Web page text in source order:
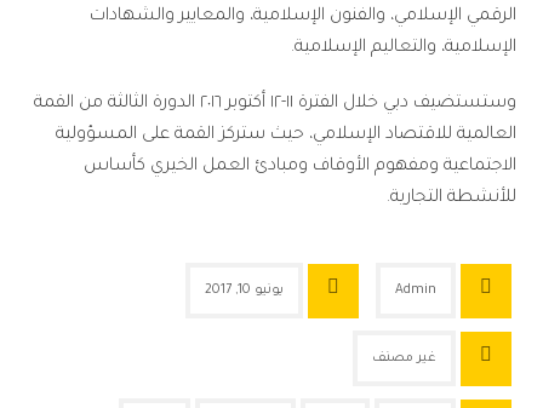
الرقمي الإسلامي، والفنون الإسلامية، والمعايير والشهادات
الإسلامية، والتعاليم الإسلامية.
وستستضيف دبي خلال الفترة ١١-١٢ أكتوبر ٢٠١٦ الدورة الثالثة من القمة
العالمية للاقتصاد الإسلامي، حيث ستركز القمة على المسؤولية
الاجتماعية ومفهوم الأوقاف ومبادئ العمل الخيري كأساس
للأنشطة التجارية.
Admin يونيو 10, 2017
غير مصنف